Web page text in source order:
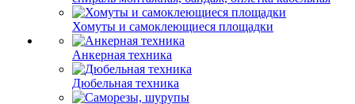
Хомуты и самоклеющиеся площадки
Анкерная техника
Дюбельная техника